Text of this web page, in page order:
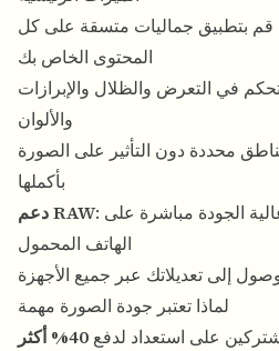
قم بتطبيق جماليات متسقة على كل
المحتوى الخاص بك
في التعرض والظلال والإبرازات
والألوان
محددة دون التأثير على الصورة
بأكملها
دعم RAW: قم بتحرير ملفات الكاميرا عالية الجودة مباشرة على
الهاتف المحمول
إلى تعديلاتك عبر جميع الأجهزة
لماذا تعتبر جودة الصورة مهمة
على استعداد لدفع 40% أكثر